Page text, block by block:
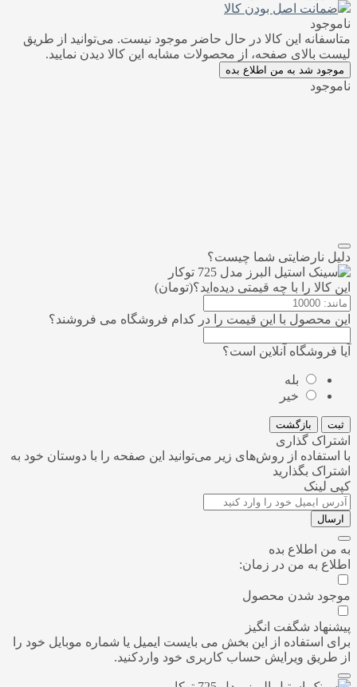
ضمانت اصل بودن کالا
ناموجود
متاسفانه این کالا در حال حاضر موجود نیست. می‌توانید از طریق
لیست بالای صفحه، از محصولات مشابه این کالا دیدن نمایید.
موجود شد به من اطلاع بده
ناموجود
دلیل نارضایتی شما چیست؟
این کالا را با چه قیمتی دیده‌اید؟(تومان)
این محصول با این قیمت را در کدام فروشگاه می فروشند؟
آیا فروشگاه آنلاین است؟
بله
خیر
ثبت بازگشت
اشتراک گذاری
با استفاده از روش‌های زیر می‌توانید این صفحه را با دوستان خود به
اشتراک بگذارید
کپی لینک
ارسال
به من اطلاع بده
اطلاع به من در زمان:
موجود شدن محصول
پیشنهاد شگفت انگیز
برای استفاده از این بخش می بایست ایمیل یا شماره موبایل خود را
از طریق ویرایش حساب کاربری خود واردکنید.